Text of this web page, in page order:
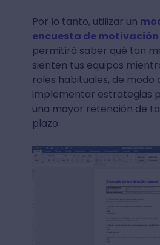
Por lo tanto, utilizar un
encuesta de
permitirá saber qué tan
sienten tus equipos
roles habituales, de modo
implementar estrategias
una mayor retención de
plazo.